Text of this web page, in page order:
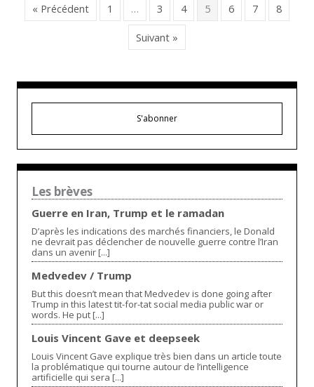
« Précédent 1 … 3 4 5 6 7 8
Suivant »
S'abonner
Les brèves
Guerre en Iran, Trump et le ramadan
D’après les indications des marchés financiers, le Donald
ne devrait pas déclencher de nouvelle guerre contre l’Iran
dans un avenir [...]
Medvedev / Trump
But this doesn’t mean that Medvedev is done going after
Trump in this latest tit-for-tat social media public war or
words. He put [...]
Louis Vincent Gave et deepseek
Louis Vincent Gave explique très bien dans un article toute
la problématique qui tourne autour de l’intelligence
artificielle qui sera [...]